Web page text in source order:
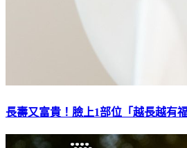
長壽又富貴！臉上1部位「越長越有